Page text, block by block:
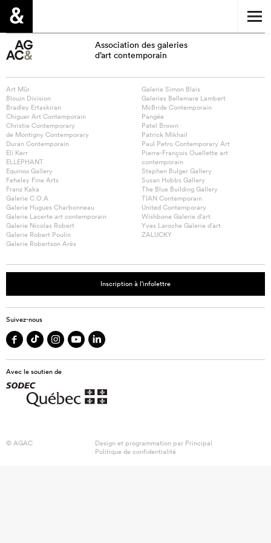
Association des galeries
d’art contemporain
Art Mûr
Blouin Division
Bradley Ertaskiran
Chiguer Art Contemporain
Christie Contemporary
de Montigny Contemporary
Duran Contemporain
Eli Kerr
ELLEPHANT
Equinox Gallery
Feheley Fine Arts
Franz Kaka
Galerie C.O.A
Galerie Hugues Charbonneau
Galerie Lacerte art contemporain
Galerie Nicolas Robert
Galerie Robert Poulin
Galerie Robertson Arès
Galerie Simon Blais
Galeries Bellemare Lambert
McBride Contemporain
Pangée
Patel Brown
Patrick Mikhail
Paul Petro Contemporary Art
Pierre-François Ouellette art
contemporain
Stephen Bulger Gallery
Susan Hobbs Gallery
The Blue Building Gallery
TIAN Contemporain
United Contemporary
Wishbone Galerie d’art
Yves Laroche Galerie d’art
ZALUCKY
Inscription à l’infolettre
Suivez-nous
Avec le soutien de
© AGAC Design et programmation par Principal
Politique de confidentialité